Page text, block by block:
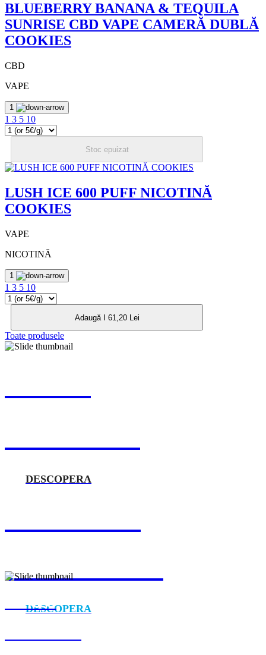
BLUEBERRY BANANA & TEQUILA
SUNRISE CBD VAPE CAMERĂ DUBLĂ
COOKIES
CBD
VAPE
1
1 3 5 10
Stoc epuizat
LUSH ICE 600 PUFF NICOTINĂ
COOKIES
VAPE
NICOTINĂ
1
1 3 5 10
Adaugă I 61,20 Lei
Toate produsele
DESCOPERA
ÎN EUROPA 💫
DESCOPERA
MEREU